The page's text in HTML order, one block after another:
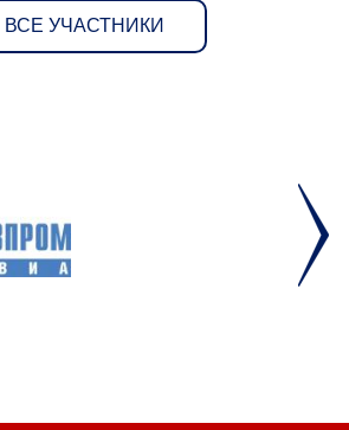
ВСЕ УЧАСТНИКИ